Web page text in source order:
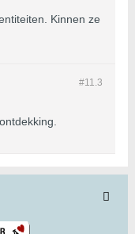
Kinnen ze
#11.3